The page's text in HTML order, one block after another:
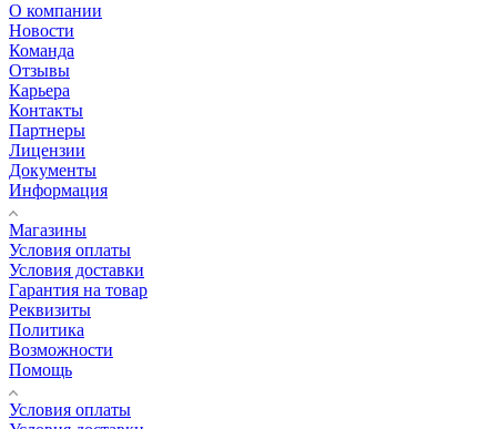
О компании
Новости
Команда
Отзывы
Карьера
Контакты
Партнеры
Лицензии
Документы
Информация
Магазины
Условия оплаты
Условия доставки
Гарантия на товар
Реквизиты
Политика
Возможности
Помощь
Условия оплаты